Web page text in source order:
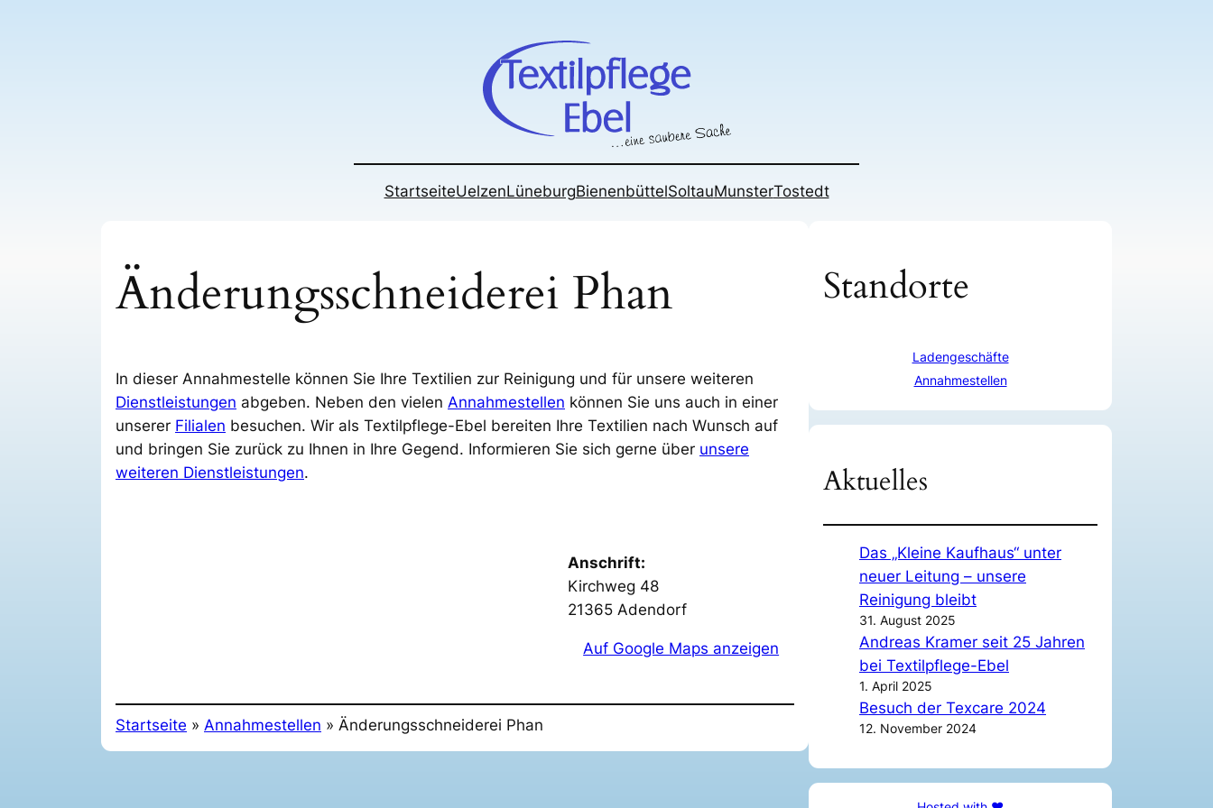
StartseiteUelzenLüneburgBienenbüttelSoltauMunsterTostedt
Änderungsschneiderei Phan
In dieser Annahmestelle können Sie Ihre Textilien zur Reinigung und für unsere weiteren
Dienstleistungen abgeben. Neben den vielen Annahmestellen können Sie uns auch in einer
unserer Filialen besuchen. Wir als Textilpflege-Ebel bereiten Ihre Textilien nach Wunsch auf
und bringen Sie zurück zu Ihnen in Ihre Gegend. Informieren Sie sich gerne über unsere
weiteren Dienstleistungen.
Anschrift:
Kirchweg 48
21365 Adendorf
Auf Google Maps anzeigen
Startseite » Annahmestellen » Änderungsschneiderei Phan
Standorte
Ladengeschäfte
Annahmestellen
Aktuelles
Das „Kleine Kaufhaus“ unter
neuer Leitung – unsere
Reinigung bleibt
31. August 2025
Andreas Kramer seit 25 Jahren
bei Textilpflege-Ebel
1. April 2025
Besuch der Texcare 2024
12. November 2024